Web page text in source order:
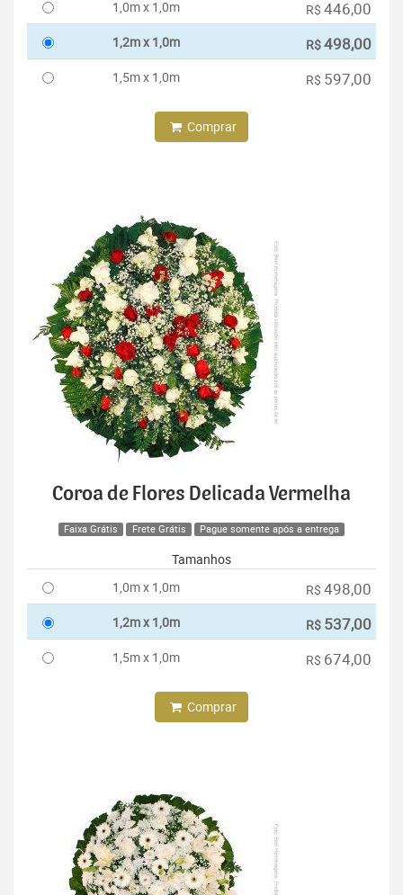
1,0m x 1,0m R$ 446,00
1,2m x 1,0m R$498,00
1,5m x 1,0m R$ 597,00
Comprar
Coroa de Flores Delicada Vermelha
Faixa Grátis Frete Grátis Pague somente após a entrega
Tamanhos
1,0m x 1,0m
R$ 498,00
1,2m x 1,0m R$ 537,00
1,5m x 1,0m R$ 674,00
Comprar